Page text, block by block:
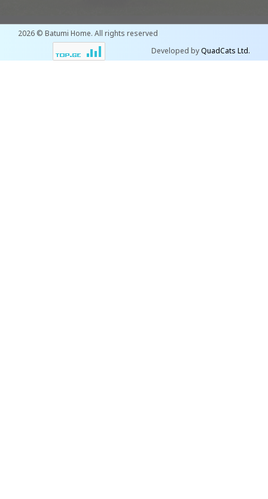
2026 © Batumi Home. All rights reserved
Developed byQuadCats Ltd.